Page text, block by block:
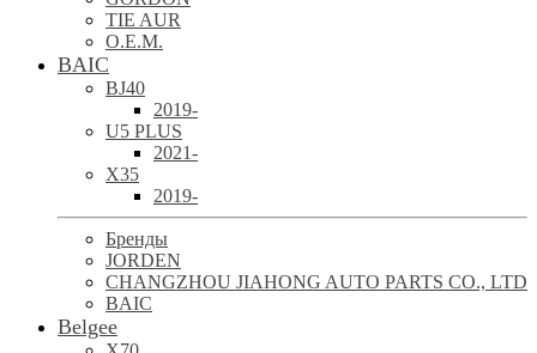
TIE AUR
O.E.M.
BAIC
BJ40
2019-
U5 PLUS
2021-
X35
2019-
Бренды
JORDEN
CHANGZHOU JIAHONG AUTO PARTS CO., LTD
BAIC
Belgee